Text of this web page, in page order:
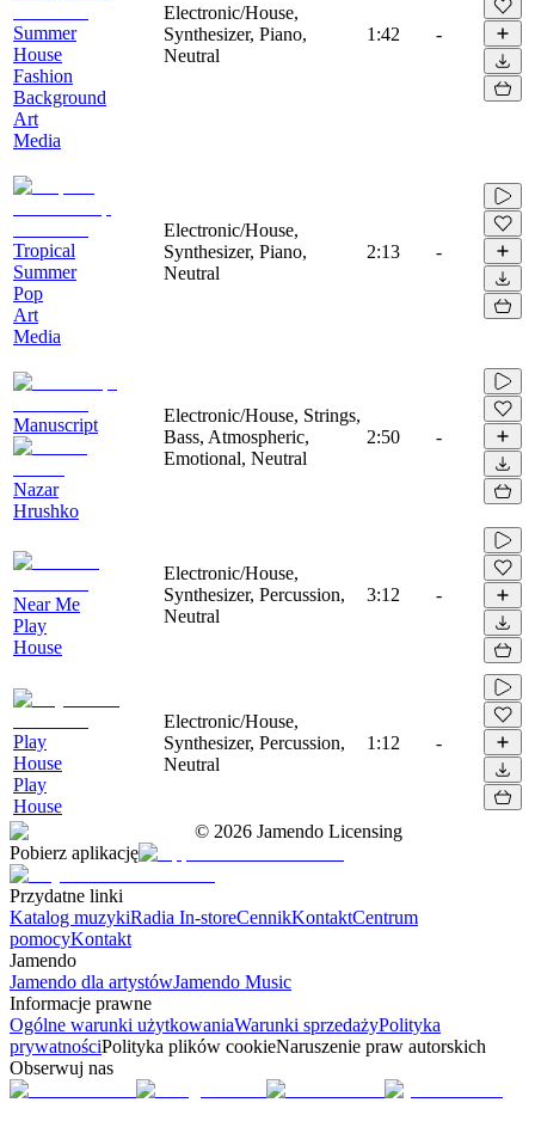
Summer
House
Fashion
Background
Art
Media
Electronic/House,
Synthesizer, Piano,
Neutral
1:42 -
Tropical
Summer
Pop
Art
Media
Electronic/House,
Synthesizer, Piano,
Neutral
2:13 -
Manuscript
Nazar
Hrushko
Electronic/House, Strings,
Bass, Atmospheric,
Emotional, Neutral
2:50 -
Near Me
Play
House
Electronic/House,
Synthesizer, Percussion,
Neutral
3:12 -
Play
House
Play
House
Electronic/House,
Synthesizer, Percussion,
Neutral
1:12 -
© 2026 Jamendo Licensing
Pobierz aplikację
Przydatne linki
Katalog muzykiRadia In-storeCennikKontaktCentrum
pomocyKontakt
Jamendo
Jamendo dla artystówJamendo Music
Informacje prawne
Ogólne warunki użytkowaniaWarunki sprzedażyPolityka
prywatnościPolityka plików cookieNaruszenie praw autorskich
Obserwuj nas